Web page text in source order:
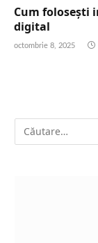
Cum folosești
digital
octombrie 8, 2025